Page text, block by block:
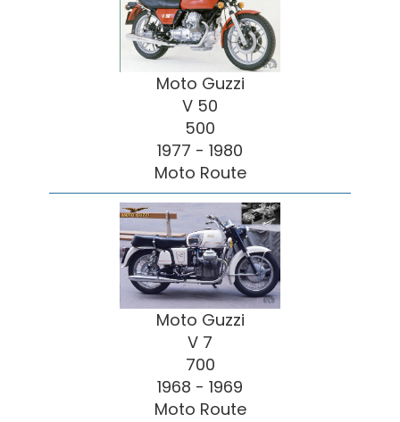
Moto Guzzi
V 50
500
1977 - 1980
Moto Route
Moto Guzzi
V 7
700
1968 - 1969
Moto Route